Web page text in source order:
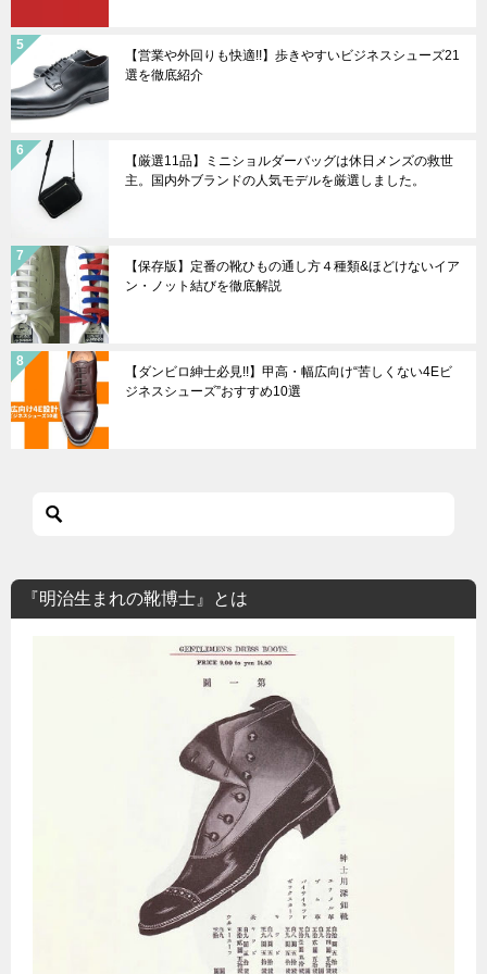
【営業や外回りも快適!!】歩きやすいビジネスシューズ21
選を徹底紹介
【厳選11品】ミニショルダーバッグは休日メンズの救世
主。国内外ブランドの人気モデルを厳選しました。
【保存版】定番の靴ひもの通し方４種類&ほどけないイア
ン・ノット結びを徹底解説
【ダンビロ紳士必見!!】甲高・幅広向け“苦しくない4Eビ
ジネスシューズ”おすすめ10選
『明治生まれの靴博士』とは